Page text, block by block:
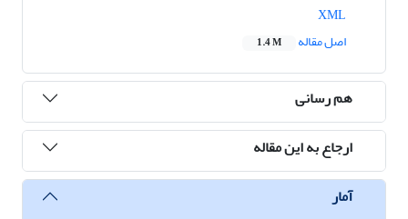
اصل مقاله
1.4 M
هم رسانی
ارجاع به این مقاله
آمار